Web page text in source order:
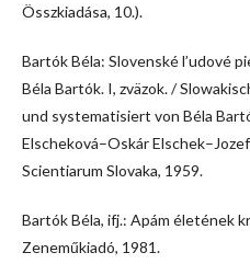
Összkiadása, 10.).
Bartók Béla: Slovenské l’udové
Béla Bartók. I, zväzok. /
und systematisiert von Béla
Elscheková–Oskár
Scientiarum Slovaka, 1959.
Bartók Béla, ifj.: Apám életének
Zeneműkiadó, 1981.